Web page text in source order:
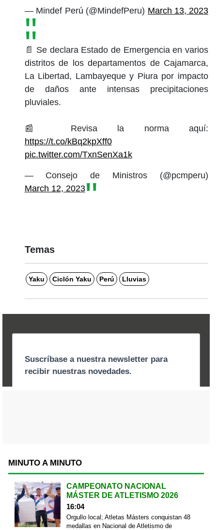
— Mindef Perú (@MindefPeru) March 13, 2023
📄 Se declara Estado de Emergencia en varios
distritos de los departamentos de Cajamarca,
La Libertad, Lambayeque y Piura por impacto
de daños ante intensas precipitaciones
pluviales.
📰 Revisa la norma aquí:
https://t.co/kBq2kpXff0
pic.twitter.com/TxnSenXa1k
— Consejo de Ministros (@pcmperu)
March 12, 2023
Temas
Yaku Ciclón Yaku Perú Lluvias
MINUTO A MINUTO
CAMPEONATO NACIONAL
MÁSTER DE ATLETISMO 2026
16:04
Orgullo local; Atletas Másters conquistan 48
medallas en Nacional de Atletismo de